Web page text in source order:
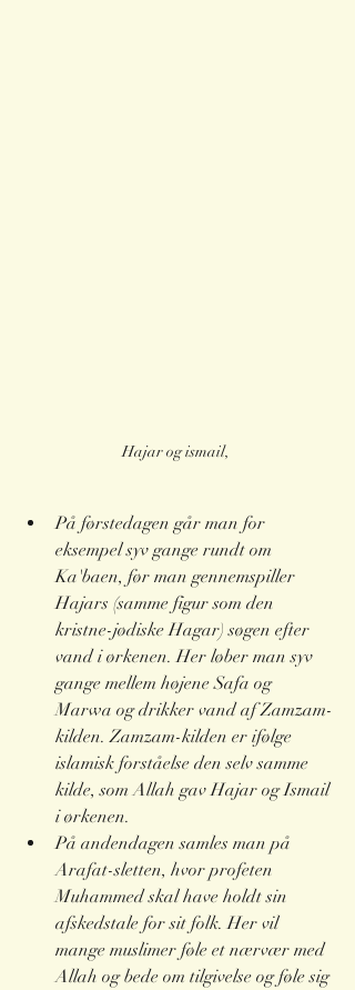
Hajar og ismail,
På førstedagen går man for
eksempel syv gange rundt om
Ka'baen, før man gennemspiller
Hajars (samme figur som den
kristne-jødiske Hagar) søgen efter
vand i ørkenen. Her løber man syv
gange mellem højene Safa og
Marwa og drikker vand af Zamzam-
kilden. Zamzam-kilden er ifølge
islamisk forståelse den selv samme
kilde, som Allah gav Hajar og Ismail
i ørkenen.
På andendagen samles man på
Arafat-sletten, hvor profeten
Muhammed skal have holdt sin
afskedstale for sit folk. Her vil
mange muslimer føle et nærvær med
Allah og bede om tilgivelse og føle sig